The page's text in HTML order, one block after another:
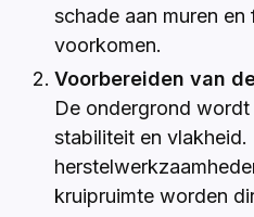
schade aan muren
voorkomen.
Voorbereiden van
De ondergrond
stabiliteit en vlakheid.
kruipruimte worden